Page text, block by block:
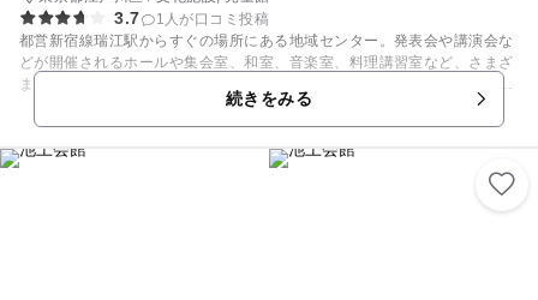
3.7
1人が口コミ投稿
都営新宿線瑞江駅からすぐの場所にある地域センター。発表会や講演会な
どが開催されるホールや集会室、和室、音楽室、料理講習室など、さまざ
まな市民のニーズにこたえる設備がそろっています。交流を楽しむ育児サ
ークルやお料理教室など、民間の文化活動が多く行われるスポットです。
館内3階には健康サポートセンターがあり、子育てに関する各種相談など
を実施。授乳やおむつ替えも可能です。また、4階には親子で気軽に遊ん
だり、交流を楽しめる子育てひろばがあります。
続きをみる